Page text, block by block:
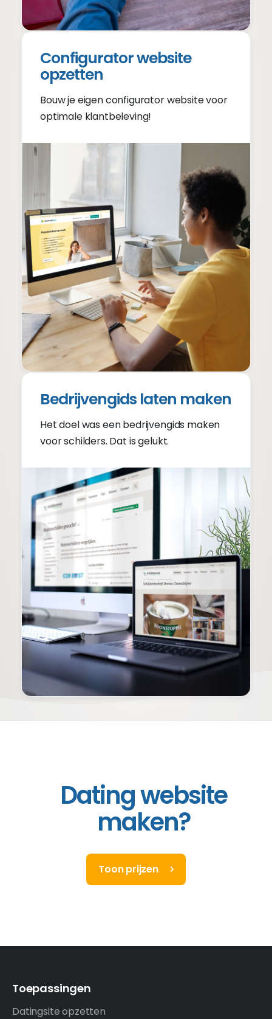
Configurator website
opzetten
Bouw je eigen configurator website voor
optimale klantbeleving!
Bedrijvengids laten maken
Het doel was een bedrijvengids maken
voor schilders. Dat is gelukt.
Dating website
maken?
Toon prijzen
Toepassingen
Datingsite opzetten